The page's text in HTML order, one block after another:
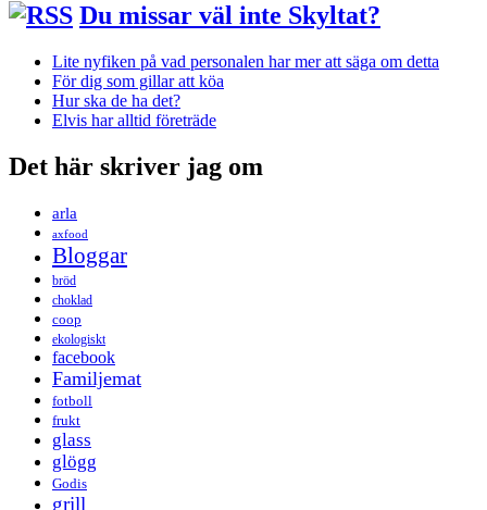
Du missar väl inte Skyltat?
Lite nyfiken på vad personalen har mer att säga om detta
För dig som gillar att köa
Hur ska de ha det?
Elvis har alltid företräde
Det här skriver jag om
arla
axfood
Bloggar
bröd
choklad
coop
ekologiskt
facebook
Familjemat
fotboll
frukt
glass
glögg
Godis
grill